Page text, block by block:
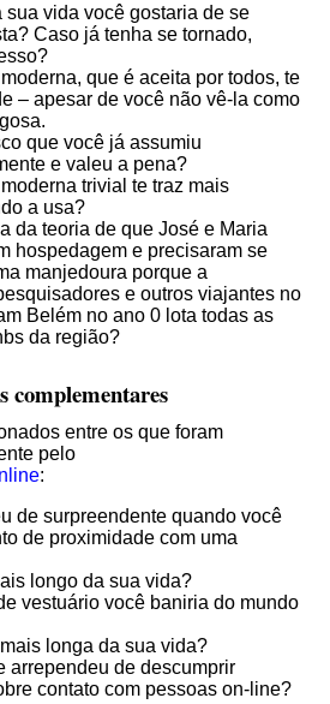
sua vida você gostaria de se
Caso já tenha se tornado,
que é aceita por todos, te
– apesar de você não vê-la como
que você já assumiu
e valeu a pena?
trivial te traz mais
a usa?
da teoria de que José e Maria
hospedagem e precisaram se
manjedoura porque a
e outros viajantes no
Belém no ano 0 lota todas as
da região?
complementares
entre os que foram
pelo
:
de surpreendente quando você
de proximidade com uma
longo da sua vida?
vestuário você baniria do mundo
longa da sua vida?
arrependeu de descumprir
contato com pessoas on-line?